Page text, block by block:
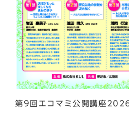
第9回エコマミ公開講座